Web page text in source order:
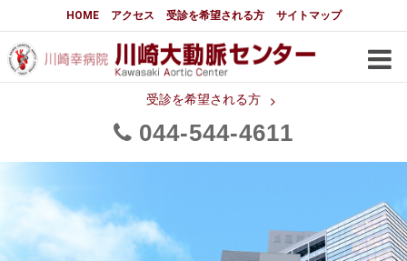
HOME アクセス 受診を希望される方 サイトマップ
受診を希望される方
044 544 4611
大動脈センターについて
はじめに 大動脈センターについて
メディアでの紹介
都道府県別患者マップ 都道府県別紹介病院
大動脈瘤について 基本編
3分でわかる大動脈瘤・大動脈
大動脈瘤